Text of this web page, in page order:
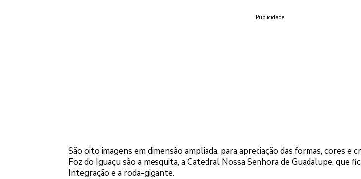
Publicidade
São oito imagens em dimensão ampliada, para apreciação das formas, cores e
Foz do Iguaçu são a mesquita, a Catedral Nossa Senhora de Guadalupe, que
Integração e a roda-gigante.